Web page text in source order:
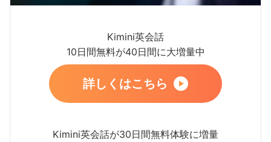
Kimini英会話
10日間無料が40日間に大増量中
詳しくはこちら
Kimini英会話が30日間無料体験に増量